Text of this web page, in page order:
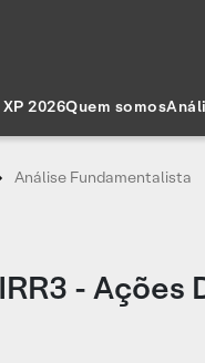
2026Quem somos
Análise Fundamentalista
- Ações